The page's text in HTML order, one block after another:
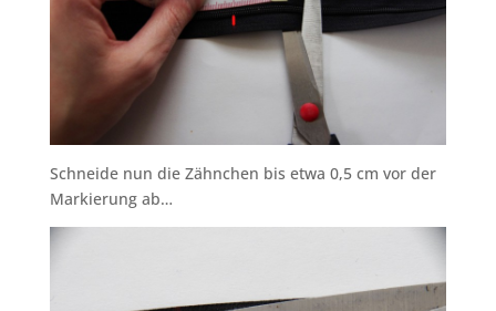
Schneide nun die Zähnchen bis etwa 0,5 cm vor der
Markierung ab…